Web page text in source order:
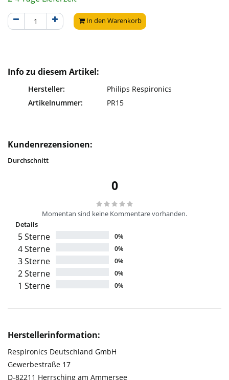
In den Warenkorb
Info zu diesem Artikel:
Hersteller:
Philips Respironics
Artikelnummer:
PR15
Kundenrezensionen:
Durchschnitt
0
Momentan sind keine Kommentare vorhanden.
Details
5 Sterne 0%
4 Sterne 0%
3 Sterne 0%
2 Sterne 0%
1 Sterne 0%
Herstellerinformation:
Respironics Deutschland GmbH
Gewerbestraße 17
D-82211 Herrsching am Ammersee